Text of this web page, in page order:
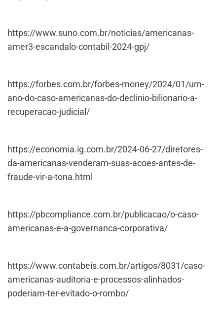
https://www.suno.com.br/noticias/americanas-
amer3-escandalo-contabil-2024-gpj/
https://forbes.com.br/forbes-money/2024/01/um-
ano-do-caso-americanas-do-declinio-bilionario-a-
recuperacao-judicial/
https://economia.ig.com.br/2024-06-27/diretores-
da-americanas-venderam-suas-acoes-antes-de-
fraude-vir-a-tona.html
https://pbcompliance.com.br/publicacao/o-caso-
americanas-e-a-governanca-corporativa/
https://www.contabeis.com.br/artigos/8031/caso-
americanas-auditoria-e-processos-alinhados-
poderiam-ter-evitado-o-rombo/